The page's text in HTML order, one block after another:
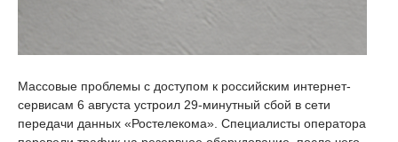
Массовые проблемы с доступом к российским интернет-
сервисам 6 августа устроил 29-минутный сбой в сети
передачи данных «Ростелекома». Специалисты оператора